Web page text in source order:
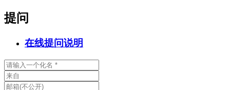
提问
在线提问说明